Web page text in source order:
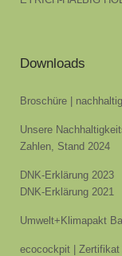
Downloads
Broschüre |
Unsere
Zahlen, Stand 2024
DNK-Erklärung 2023
DNK-Erklärung 2021
Umwelt+Klimapakt
ecocockpit | Zertifikat